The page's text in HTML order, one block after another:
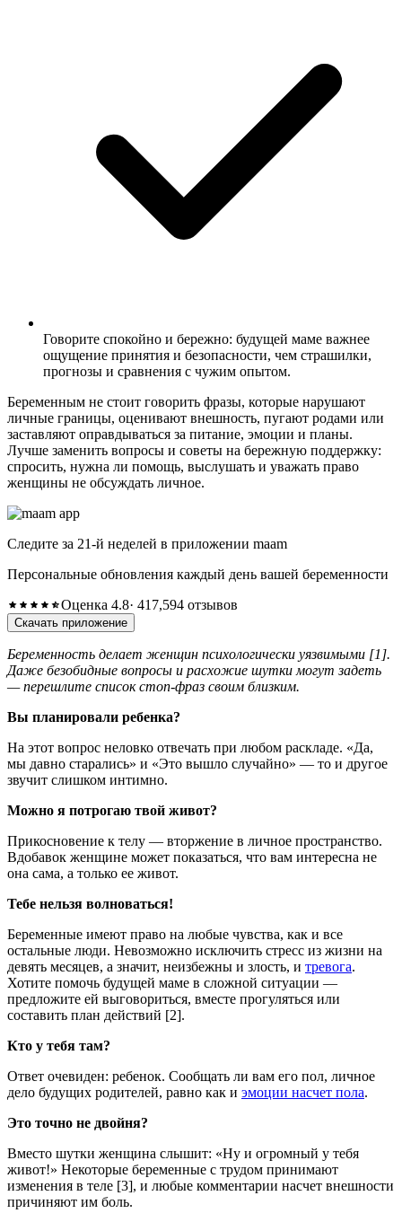
Говорите спокойно и бережно: будущей маме важнее
ощущение принятия и безопасности, чем страшилки,
прогнозы и сравнения с чужим опытом.
Беременным не стоит говорить фразы, которые нарушают
личные границы, оценивают внешность, пугают родами или
заставляют оправдываться за питание, эмоции и планы.
Лучше заменить вопросы и советы на бережную поддержку:
спросить, нужна ли помощь, выслушать и уважать право
женщины не обсуждать личное.
Следите за 21-й неделей в приложении maam
Персональные обновления каждый день вашей беременности
Оценка 4.8· 417,594 отзывов
Скачать приложение
Беременность делает женщин психологически уязвимыми [1].
Даже безобидные вопросы и расхожие шутки могут задеть
— перешлите список стоп-фраз своим близким.
Вы планировали ребенка?
На этот вопрос неловко отвечать при любом раскладе. «Да,
мы давно старались» и «Это вышло случайно» — то и другое
звучит слишком интимно.
Можно я потрогаю твой живот?
Прикосновение к телу — вторжение в личное пространство.
Вдобавок женщине может показаться, что вам интересна не
она сама, а только ее живот.
Тебе нельзя волноваться!
Беременные имеют право на любые чувства, как и все
остальные люди. Невозможно исключить стресс из жизни на
девять месяцев, а значит, неизбежны и злость, и тревога.
Хотите помочь будущей маме в сложной ситуации —
предложите ей выговориться, вместе прогуляться или
составить план действий [2].
Кто у тебя там?
Ответ очевиден: ребенок. Сообщать ли вам его пол, личное
дело будущих родителей, равно как и эмоции насчет пола.
Это точно не двойня?
Вместо шутки женщина слышит: «Ну и огромный у тебя
живот!» Некоторые беременные с трудом принимают
изменения в теле [3], и любые комментарии насчет внешности
причиняют им боль.